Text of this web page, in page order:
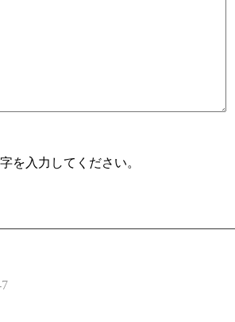
を入力してください。